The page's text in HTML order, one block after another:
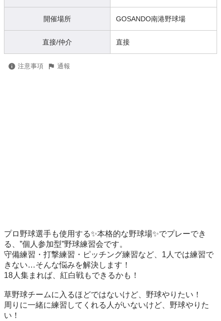
開催場所 GOSANDO南港野球場
直接/仲介 直接
注意事項 通報
プロ野球選手も使用する✨本格的な野球場✨でプレーでき
る、”個人参加型”野球練習会です。
守備練習・打撃練習・ピッチング練習など、1人では練習で
きない…そんな悩みを解決します！
18人集まれば、紅白戦もできるかも！
草野球チームに入るほどではないけど、野球やりたい！
周りに一緒に練習してくれる人がいないけど、野球やりた
い！